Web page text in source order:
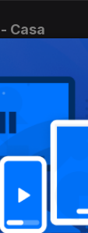
Casa
um
Poema
um
de David